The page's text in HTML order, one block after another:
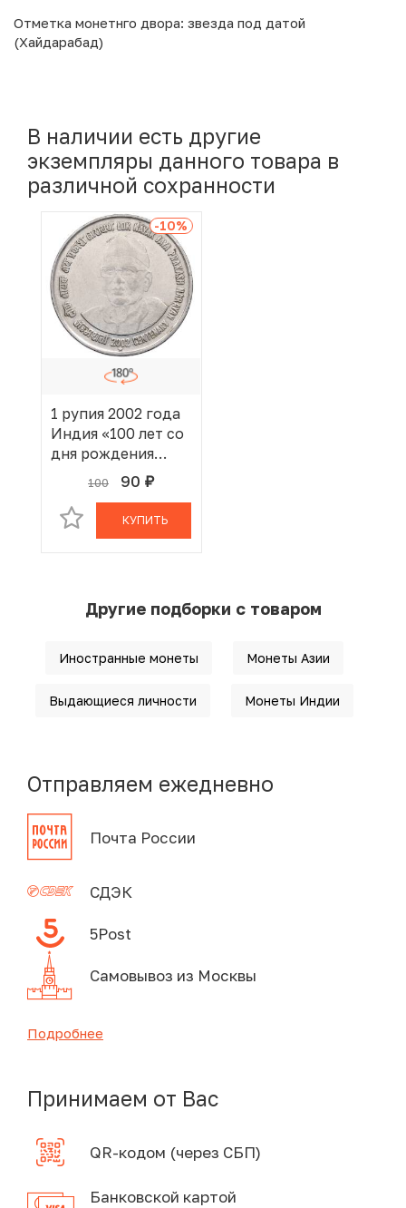
Отметка монетнго двора: звезда под датой
(Хайдарабад)
В наличии есть другие
экземпляры данного товара в
различной сохранности
-10%
1 рупия 2002 года
Индия «100 лет со
дня рождения
Джаяпракаша
100 90 руб.
В КОРЗИНЕ
КУПИТЬ
Другие подборки с товаром
Иностранные монеты Монеты Азии
Выдающиеся личности Монеты Индии
Отправляем ежедневно
Почта России
СДЭК
5Post
Самовывоз из Москвы
Подробнее
Принимаем от Вас
QR-кодом (через СБП)
Банковской картой